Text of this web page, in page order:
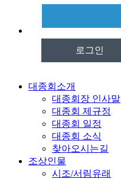
로그인
대종회소개
대종회장 인사말
대종회 제규정
대종회 일정
대종회 소식
찾아오시는길
조상인물
시조/서림유래